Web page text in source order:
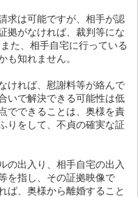
求は可能ですが、相手が認
拠がなければ、裁判等にな
た、相手自宅に行っている
も知れません。
ければ、慰謝料等が絡んで
いで解決できる可能性は低
でできることは、奥様を責
りをして、不貞の確実な証
の出入り、相手自宅の出入
を指し、その証拠映像で
ば、奥様から離婚すること